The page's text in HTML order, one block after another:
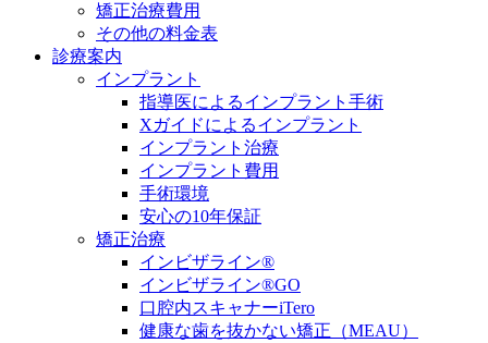
矯正治療費用
その他の料金表
診療案内
インプラント
指導医によるインプラント手術
Xガイドによるインプラント
インプラント治療
インプラント費用
手術環境
安心の10年保証
矯正治療
インビザライン®
インビザライン®GO
口腔内スキャナーiTero
健康な歯を抜かない矯正（MEAU）